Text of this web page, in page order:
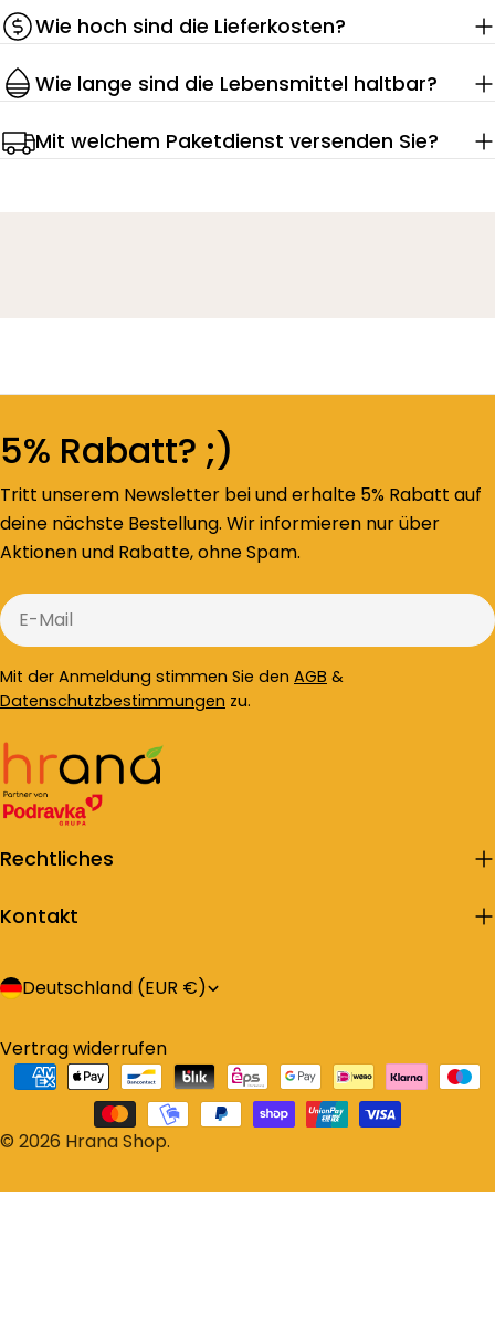
Wie hoch sind die Lieferkosten?
Wie lange sind die Lebensmittel haltbar?
Mit welchem Paketdienst versenden Sie?
5% Rabatt? ;)
Tritt unserem Newsletter bei und erhalte 5% Rabatt auf
deine nächste Bestellung. Wir informieren nur über
Aktionen und Rabatte, ohne Spam.
E-
Mail
Mit der Anmeldung stimmen Sie den AGB &
Datenschutzbestimmungen zu.
Rechtliches
Kontakt
L
n
d
/
Deutschland (EUR €)
© 2026 Hrana Shop.
Vertrag widerrufen
Zahlungsarten